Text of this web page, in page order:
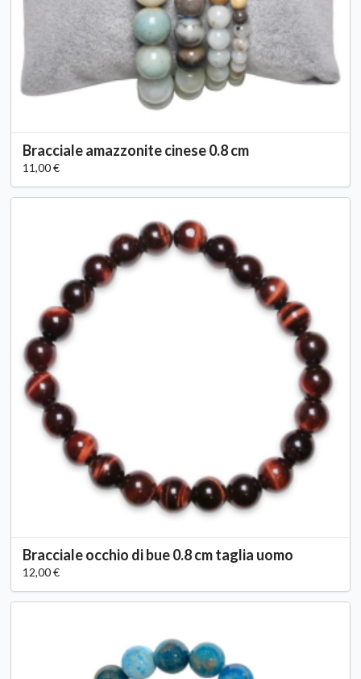
Bracciale amazzonite cinese 0.8 cm
11,00 €
Bracciale occhio di bue 0.8 cm taglia uomo
12,00 €